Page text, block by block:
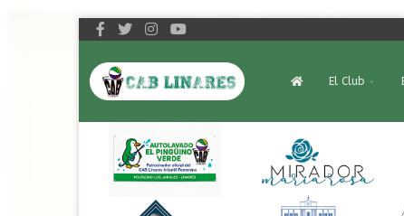
El Club